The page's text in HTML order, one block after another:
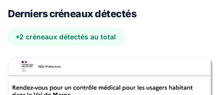
Derniers créneaux détectés
2 créneaux détectés au total